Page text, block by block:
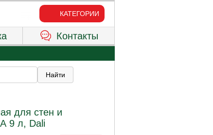
КАТЕГОРИИ
Контакты
для стен и
9 л, Dali